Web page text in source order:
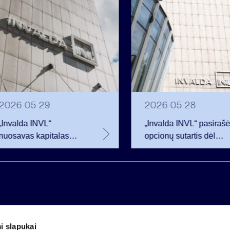
slapukai
05 29
INVL“
kapitalas
ketvirčio
siekė 256,3
2026 05 28
„Invalda INVL“ pasirašė
opcionų sutartis dėl
beveik 68 tūkst.
bendrovės akcijų